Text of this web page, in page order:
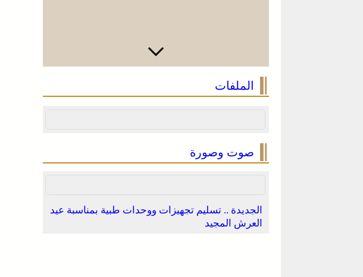
الملفات
صوت وصورة
الجديدة .. تسليم تجهيزات ووحدات طبية بمناسبة عيد
العرش المجيد